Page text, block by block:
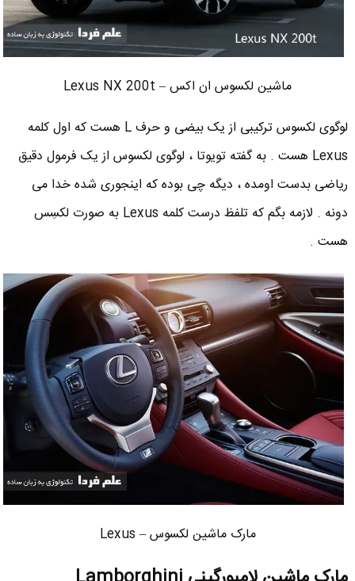
ماشین لکسوس ان اکس – Lexus NX 200t
لوگوی لکسوس ترکیبی از یک بیضی و حرف L هست که اول کلمه
Lexus هست . به گفته تویوتا ، لوگوی لکسوس از یک فرمول دقیق
ریاضی بدست اومده ، دیگه چی بوده که اینجوری شده خدا می
دونه . لازمه بگم که تلفظ درست کلمه Lexus به صورت لکسِس
هست .
مارک ماشین لکسوس – Lexus